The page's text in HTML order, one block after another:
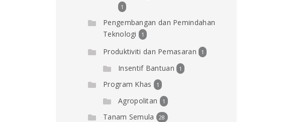
1
Pengembangan dan Pemindahan
Teknologi
1
Produktiviti dan Pemasaran 1
Insentif Bantuan 1
Program Khas 1
Agropolitan 1
Tanam Semula 28